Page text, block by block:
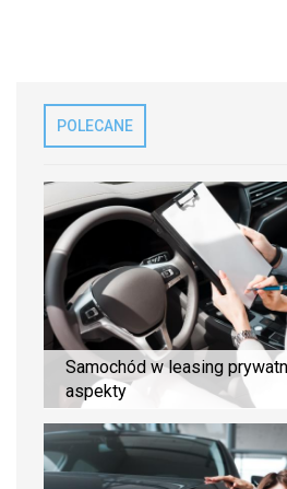
POLECANE
Samochód w leasing
aspekty